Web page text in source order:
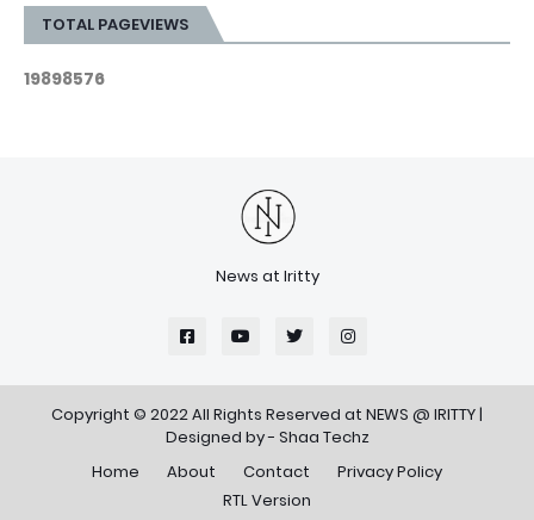
TOTAL PAGEVIEWS
19898576
News at Iritty
Copyright © 2022 All Rights Reserved at NEWS @ IRITTY|
Designed by - Shaa Techz
Home
About Contact
Privacy Policy
RTL Version